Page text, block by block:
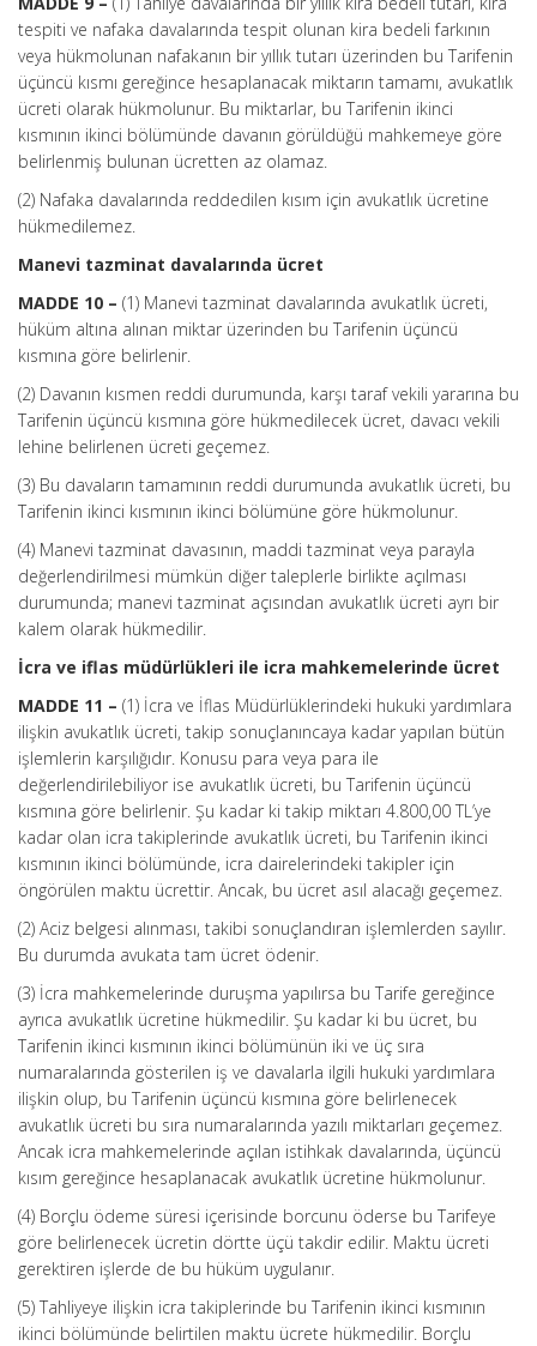
tespiti ve nafaka davalarında tespit olunan kira bedeli farkının
veya hükmolunan nafakanın bir yıllık tutarı üzerinden bu Tarifenin
üçüncü kısmı gereğince hesaplanacak miktarın tamamı, avukatlık
ücreti olarak hükmolunur. Bu miktarlar, bu Tarifenin ikinci
kısmının ikinci bölümünde davanın görüldüğü mahkemeye göre
belirlenmiş bulunan ücretten az olamaz.
(2) Nafaka davalarında reddedilen kısım için avukatlık ücretine
hükmedilemez.
Manevi tazminat davalarında ücret
MADDE 10 – (1) Manevi tazminat davalarında avukatlık ücreti,
hüküm altına alınan miktar üzerinden bu Tarifenin üçüncü
kısmına göre belirlenir.
(2) Davanın kısmen reddi durumunda, karşı taraf vekili yararına bu
Tarifenin üçüncü kısmına göre hükmedilecek ücret, davacı vekili
lehine belirlenen ücreti geçemez.
(3) Bu davaların tamamının reddi durumunda avukatlık ücreti, bu
Tarifenin ikinci kısmının ikinci bölümüne göre hükmolunur.
(4) Manevi tazminat davasının, maddi tazminat veya parayla
değerlendirilmesi mümkün diğer taleplerle birlikte açılması
durumunda; manevi tazminat açısından avukatlık ücreti ayrı bir
kalem olarak hükmedilir.
İcra ve iflas müdürlükleri ile icra mahkemelerinde ücret
MADDE 11 – (1) İcra ve İflas Müdürlüklerindeki hukuki yardımlara
ilişkin avukatlık ücreti, takip sonuçlanıncaya kadar yapılan bütün
işlemlerin karşılığıdır. Konusu para veya para ile
değerlendirilebiliyor ise avukatlık ücreti, bu Tarifenin üçüncü
kısmına göre belirlenir. Şu kadar ki takip miktarı 4.800,00 TL’ye
kadar olan icra takiplerinde avukatlık ücreti, bu Tarifenin ikinci
kısmının ikinci bölümünde, icra dairelerindeki takipler için
öngörülen maktu ücrettir. Ancak, bu ücret asıl alacağı geçemez.
(2) Aciz belgesi alınması, takibi sonuçlandıran işlemlerden sayılır.
Bu durumda avukata tam ücret ödenir.
(3) İcra mahkemelerinde duruşma yapılırsa bu Tarife gereğince
ayrıca avukatlık ücretine hükmedilir. Şu kadar ki bu ücret, bu
Tarifenin ikinci kısmının ikinci bölümünün iki ve üç sıra
numaralarında gösterilen iş ve davalarla ilgili hukuki yardımlara
ilişkin olup, bu Tarifenin üçüncü kısmına göre belirlenecek
avukatlık ücreti bu sıra numaralarında yazılı miktarları geçemez.
Ancak icra mahkemelerinde açılan istihkak davalarında, üçüncü
kısım gereğince hesaplanacak avukatlık ücretine hükmolunur.
(4) Borçlu ödeme süresi içerisinde borcunu öderse bu Tarifeye
göre belirlenecek ücretin dörtte üçü takdir edilir. Maktu ücreti
gerektiren işlerde de bu hüküm uygulanır.
(5) Tahliyeye ilişkin icra takiplerinde bu Tarifenin ikinci kısmının
ikinci bölümünde belirtilen maktu ücrete hükmedilir. Borçlu